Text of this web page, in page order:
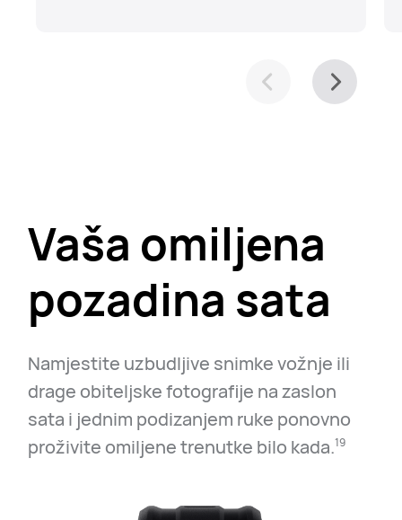
Vaša omiljena
pozadina sata
Namjestite uzbudljive snimke vožnje ili
drage obiteljske fotografije na zaslon
sata i jednim podizanjem ruke ponovno
proživite omiljene trenutke bilo kada.⁠19